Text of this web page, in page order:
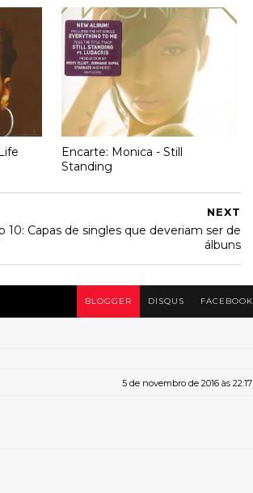
Encarte: Monica - Still
Standing
NEXT
10: Capas de singles que deveriam ser de
álbuns
BLOGGER DISQUS FACEBOOK
5 de novembro de 2016 às 22:17